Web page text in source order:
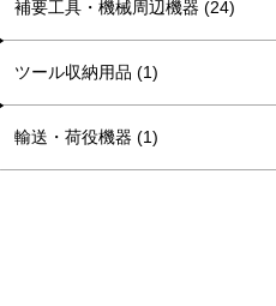
補要工具・機械周辺機器 (24)
ツール収納用品 (1)
輸送・荷役機器 (1)